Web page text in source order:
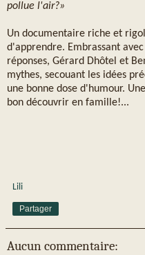
pollue l'air?»
Un documentaire riche et
d'apprendre. Embrassant
réponses, Gérard Dhôtel et
mythes, secouant les idées
une bonne dose d'humour.
bon découvrir en famille!...
Lili
Partager
Aucun commentaire: